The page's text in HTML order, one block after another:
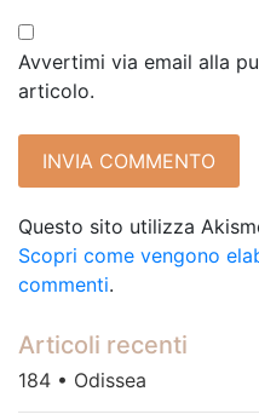
Avvertimi via email alla
articolo.
Questo sito utilizza
Scopri come vengono
commenti.
Articoli recenti
184 • Odissea